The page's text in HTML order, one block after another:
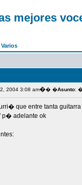
mejores
2004 3:08 am�� �Asunto:
que entre tanta
p� adelante ok